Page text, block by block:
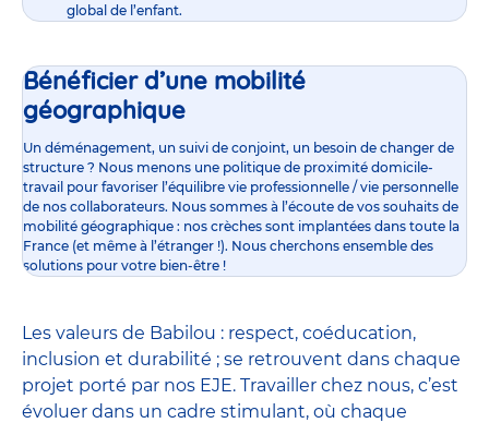
global de l’enfant.
Bénéficier d’une mobilité
géographique
Un déménagement, un suivi de conjoint, un besoin de changer de
structure ? Nous menons une politique de proximité domicile-
travail pour favoriser l’équilibre vie professionnelle / vie personnelle
de nos collaborateurs. Nous sommes à l’écoute de vos souhaits de
mobilité géographique : nos crèches sont implantées dans toute la
France (et même à l’étranger !). Nous cherchons ensemble des
solutions pour votre bien-être !
Les valeurs de Babilou : respect, coéducation,
inclusion et durabilité ; se retrouvent dans chaque
projet porté par nos EJE. Travailler chez nous, c’est
évoluer dans un cadre stimulant, où chaque